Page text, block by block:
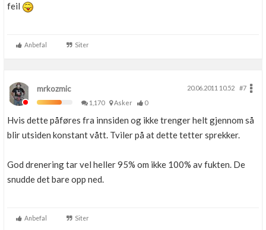
feil
Anbefal Siter
mrkozmic 20.06.2011 10.52
#7
1,170
Asker 0
Hvis dette påføres fra innsiden og ikke trenger helt gjennom så
blir utsiden konstant vått. Tviler på at dette tetter sprekker.
God drenering tar vel heller 95% om ikke 100% av fukten. De
snudde det bare opp ned.
Anbefal Siter